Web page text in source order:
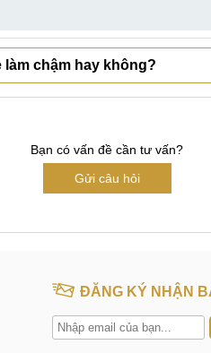
làm chậm hay không?
Bạn có vấn đề cần tư vấn?
Gửi câu hỏi
ĐĂNG KÝ NHẬN